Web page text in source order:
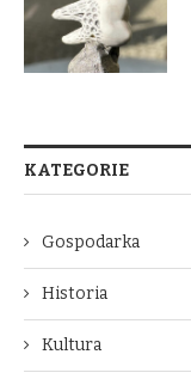
KATEGORIE
Gospodarka
Historia
Kultura